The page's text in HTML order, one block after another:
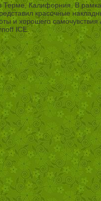
Калифорния. В
красочные
и хорошего
ICE.